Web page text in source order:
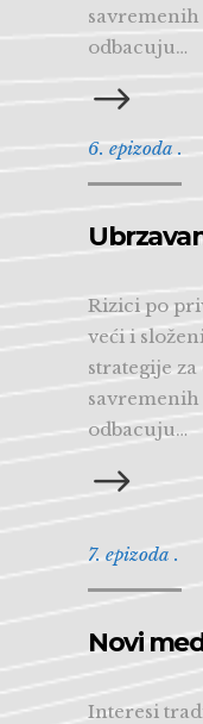
odbacuju…
6. epizoda .
Rizici po
veći i
strategije
odbacuju…
7. epizoda .
Novi
Interesi